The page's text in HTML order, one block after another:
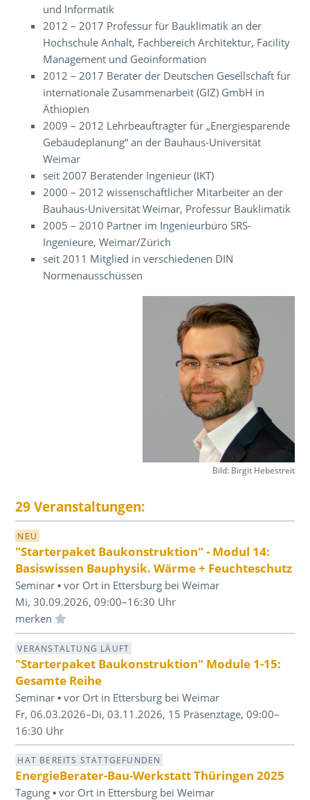
und Informatik
2012 – 2017 Professur für Bauklimatik an der
Hochschule Anhalt, Fachbereich Architektur, Facility
Management und Geoinformation
2012 – 2017 Berater der Deutschen Gesellschaft für
internationale Zusammenarbeit (GIZ) GmbH in
Äthiopien
2009 – 2012 Lehrbeauftragter für „Energiesparende
Gebäudeplanung“ an der Bauhaus-Universität
Weimar
seit 2007 Beratender Ingenieur (IKT)
2000 – 2012 wissenschaftlicher Mitarbeiter an der
Bauhaus-Universität Weimar, Professur Bauklimatik
2005 – 2010 Partner im Ingenieurbüro SRS-
Ingenieure, Weimar/Zürich
seit 2011 Mitglied in verschiedenen DIN
Normenausschüssen
Bild: Birgit Hebestreit
29 Veranstaltungen:
NEU
"Starterpaket Baukonstruktion" - Modul 14:
Basiswissen Bauphysik. Wärme + Feuchteschutz
Seminar ▪ vor Ort in Ettersburg bei Weimar
Mi, 30.09.2026, 09:00–16:30 Uhr
Einloggen und Merkliste benutzen
VERANSTALTUNG LÄUFT
"Starterpaket Baukonstruktion" Module 1-15:
Gesamte Reihe
Seminar ▪ vor Ort in Ettersburg bei Weimar
Fr, 06.03.2026–Di, 03.11.2026, 15 Präsenztage, 09:00–
16:30 Uhr
HAT BEREITS STATTGEFUNDEN
EnergieBerater-Bau-Werkstatt Thüringen 2025
Tagung ▪ vor Ort in Ettersburg bei Weimar